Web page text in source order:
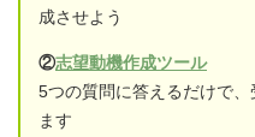
成させよう
②志望動機作成ツール
5つの質問に答えるだけで
ます